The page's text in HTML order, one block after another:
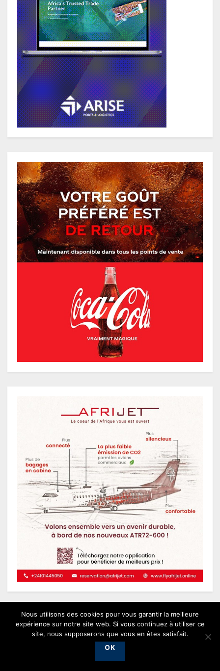
Nous utilisons des cookies pour vous garantir la meilleure
expérience sur notre site web. Si vous continuez à utiliser ce
site, nous supposerons que vous en êtes satisfait.
OK